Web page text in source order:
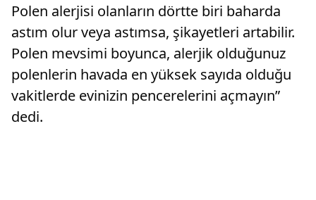
Polen alerjisi olanların dörtte biri baharda
astım olur veya astımsa, şikayetleri artabilir.
Polen mevsimi boyunca, alerjik olduğunuz
polenlerin havada en yüksek sayıda olduğu
vakitlerde evinizin pencerelerini açmayın”
dedi.